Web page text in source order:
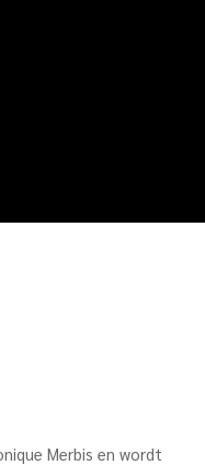
Merbis en wordt